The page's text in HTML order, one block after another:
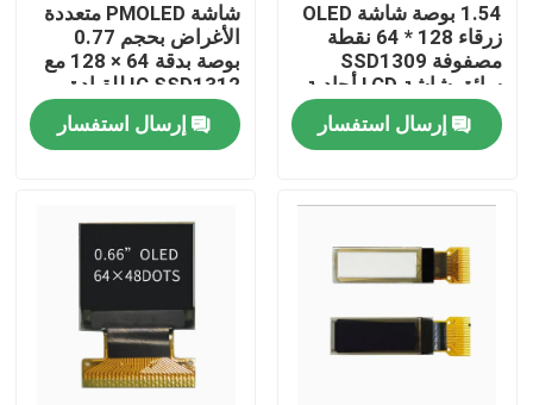
بيت
1.54 بوصة شاشة OLED
زرقاء 128 * 64 نقطة
مصفوفة SSD1309
سائق شاشة LCD أحادية
اللون
إرسال استفسار
شاشة PMOLED متعددة
الأغراض بحجم 0.77
بوصة بدقة 64 × 128 مع
IC SSD1312 للقيادة
إرسال استفسار